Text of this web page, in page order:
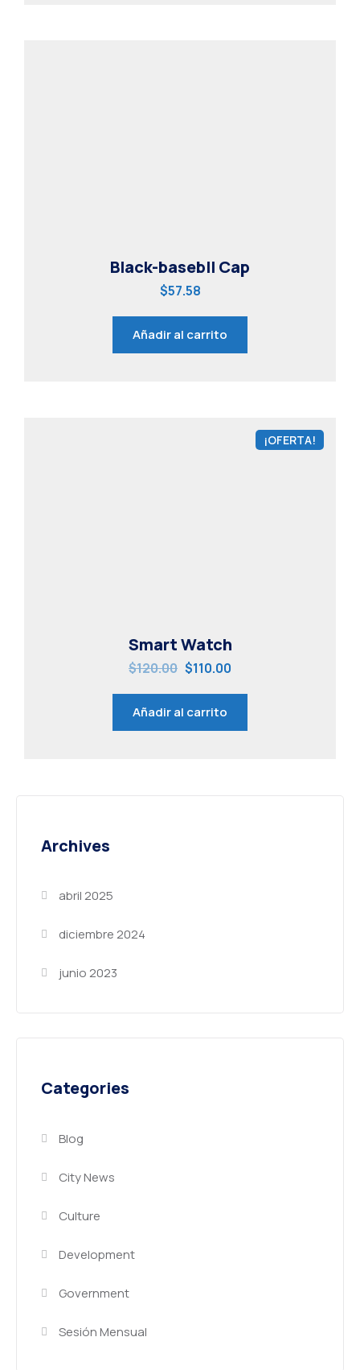
Black-basebll Cap
$57.58
Añadir al carrito
¡OFERTA!
Smart Watch
$120.00 $110.00
Añadir al carrito
Archives
abril 2025
diciembre 2024
junio 2023
Categories
Blog
City News
Culture
Development
Government
Sesión Mensual